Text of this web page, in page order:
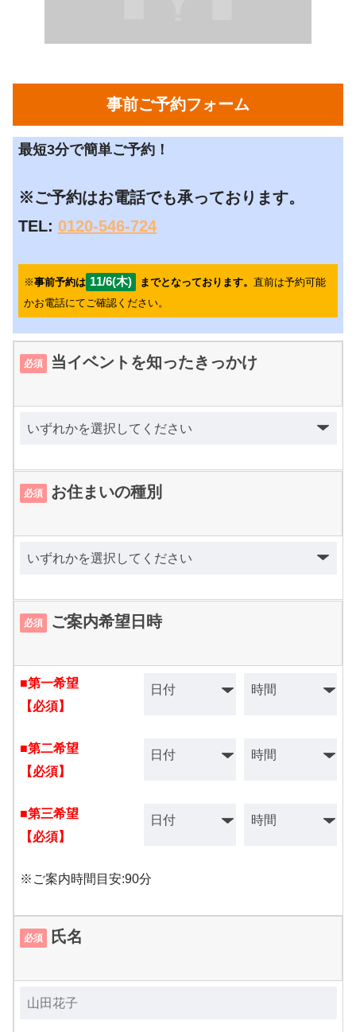
事前ご予約フォーム
最短3分で簡単ご予約！
※ご予約はお電話でも承っております。
TEL:0120-546-724
※事前予約は 11/6(木) までとなっております。直前は予約可能
かお電話にてご確認ください。
必須 当イベントを知ったきっかけ
必須 お住まいの種別
必須 ご案内希望日時
■第一希望
【必須】
■第二希望
【必須】
■第三希望
【必須】
※ご案内時間目安:90分
必須 氏名